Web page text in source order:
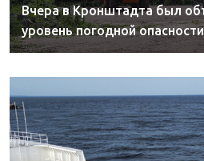
Вчера в Кронштадта был
уровень погодной опасности